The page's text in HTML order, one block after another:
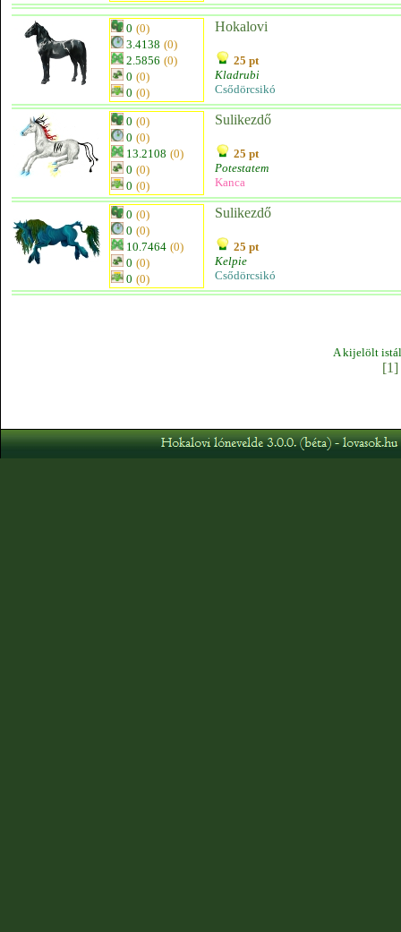
0 (0)
3.4138 (0)
2.5856 (0)
0 (0)
0 (0)
Hokalovi
25 pt
Kladrubi
Csődörcsikó
0 (0)
0 (0)
13.2108 (0)
0 (0)
0 (0)
Sulikezdő
25 pt
Potestatem
Kanca
0 (0)
0 (0)
10.7464 (0)
0 (0)
0 (0)
Sulikezdő
25 pt
Kelpie
Csődörcsikó
A kijelölt
[1]